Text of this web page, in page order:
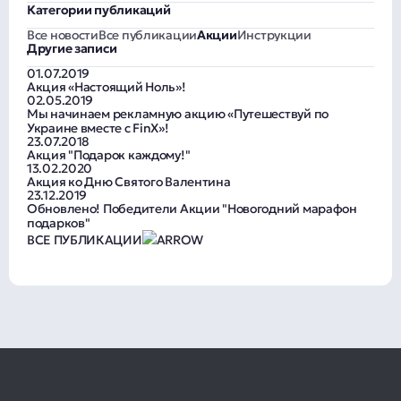
Категории публикаций
Все новостиВсе публикацииАкцииИнструкции
Другие записи
01.07.2019
Акция «Настоящий Ноль»!
02.05.2019
Мы начинаем рекламную акцию «Путешествуй по
Украине вместе с FinX»!
23.07.2018
Акция "Подарок каждому!"
13.02.2020
Акция ко Дню Святого Валентина
23.12.2019
Обновлено! Победители Акции "Новогодний марафон
подарков"
ВСЕ ПУБЛИКАЦИИ